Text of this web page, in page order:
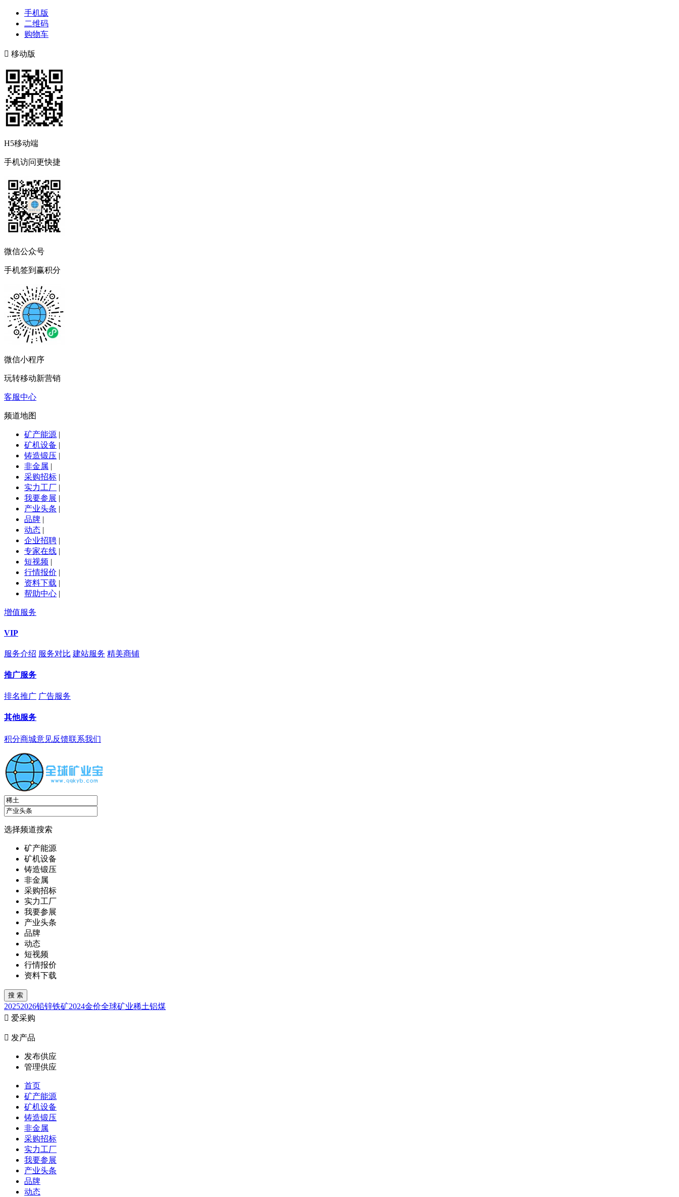
手机版
二维码
购物车
 移动版
H5移动端
手机访问更快捷
微信公众号
手机签到赢积分
微信小程序
玩转移动新营销
客服中心
频道地图
矿产能源 |
矿机设备 |
铸造锻压 |
非金属 |
采购招标 |
实力工厂 |
我要参展 |
产业头条 |
品牌 |
动态 |
企业招聘 |
专家在线 |
短视频 |
行情报价 |
资料下载 |
帮助中心 |
增值服务
VIP
服务介绍 服务对比 建站服务 精美商铺
推广服务
排名推广 广告服务
其他服务
积分商城意见反馈联系我们
选择频道搜索
矿产能源
矿机设备
铸造锻压
非金属
采购招标
实力工厂
我要参展
产业头条
品牌
动态
短视频
行情报价
资料下载
20252026铅锌铁矿2024金价全球矿业稀土铝煤
 爱采购
 发产品
发布供应
管理供应
首页
矿产能源
矿机设备
铸造锻压
非金属
采购招标
实力工厂
我要参展
产业头条
品牌
动态